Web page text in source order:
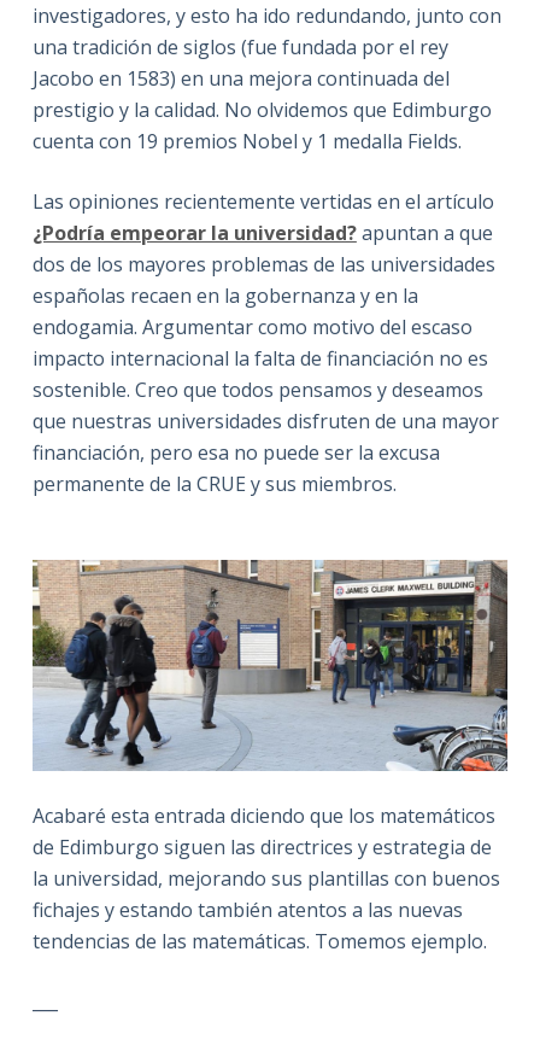
investigadores, y esto ha ido redundando, junto con
una tradición de siglos (fue fundada por el rey
Jacobo en 1583) en una mejora continuada del
prestigio y la calidad. No olvidemos que Edimburgo
cuenta con 19 premios Nobel y 1 medalla Fields.
Las opiniones recientemente vertidas en el artículo
¿Podría empeorar la universidad?apuntan a que
dos de los mayores problemas de las universidades
españolas recaen en la gobernanza y en la
endogamia. Argumentar como motivo del escaso
impacto internacional la falta de financiación no es
sostenible. Creo que todos pensamos y deseamos
que nuestras universidades disfruten de una mayor
financiación, pero esa no puede ser la excusa
permanente de la CRUE y sus miembros.
Acabaré esta entrada diciendo que los matemáticos
de Edimburgo siguen las directrices y estrategia de
la universidad, mejorando sus plantillas con buenos
fichajes y estando también atentos a las nuevas
tendencias de las matemáticas. Tomemos ejemplo.